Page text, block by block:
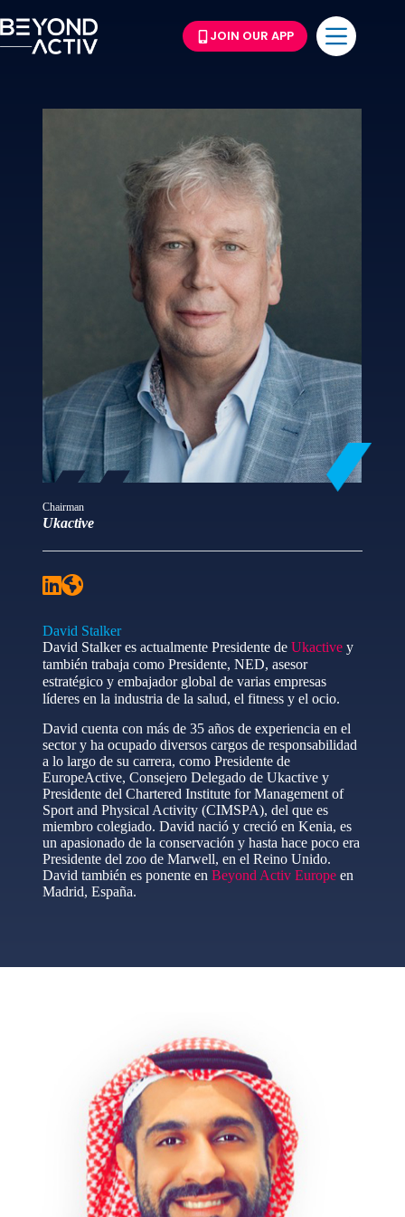
JOIN OUR APP
Chairman
Ukactive
David Stalker
David Stalker es actualmente Presidente de Ukactivey
también trabaja como Presidente, NED, asesor
estratégico y embajador global de varias empresas
líderes en la industria de la salud, el fitness y el ocio.
David cuenta con más de 35 años de experiencia en el
sector y ha ocupado diversos cargos de responsabilidad
a lo largo de su carrera, como Presidente de
EuropeActive, Consejero Delegado de Ukactive y
Presidente del Chartered Institute for Management of
Sport and Physical Activity (CIMSPA), del que es
miembro colegiado. David nació y creció en Kenia, es
un apasionado de la conservación y hasta hace poco era
Presidente del zoo de Marwell, en el Reino Unido.
David también es ponente en Beyond Activ Europeen
Madrid, España.